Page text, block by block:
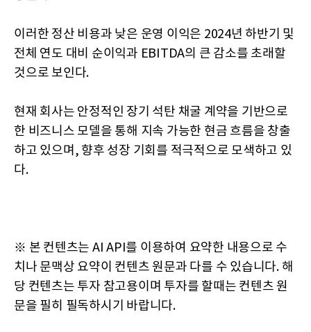
이러한 정산 비용과 낮은 운영 이익은 2024년 하반기 및
전체 연도 대비 순이익과 EBITDA의 큰 감소를 초래할
것으로 보인다.
현재 회사는 안정적인 장기 석탄 채굴 계약을 기반으로
한 비즈니스 모델을 통해 지속 가능한 현금 흐름을 창출
하고 있으며, 향후 성장 기회를 적극적으로 모색하고 있
다.
※ 본 컨텐츠는 AI API를 이용하여 요약한 내용으로 수
치나 문맥상 요약이 컨텐츠 원문과 다를 수 있습니다. 해
당 컨텐츠는 투자 참고용이며 투자를 할때는 컨텐츠 원
문을 필히 필독하시기 바랍니다.